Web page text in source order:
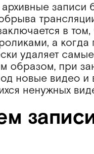
записи
в том,
а когда
удаляет
образом, при
новые видео и
ненужных